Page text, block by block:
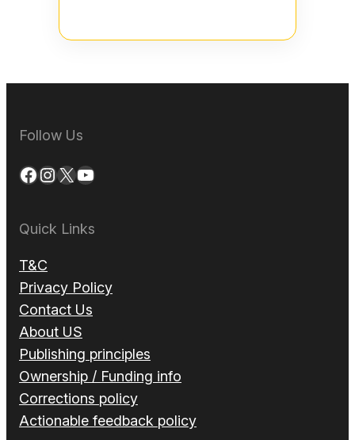
Follow Us
Facebook InstagramX YouTube
Quick Links
T&C
Privacy Policy
Contact Us
About US
Publishing principles
Ownership / Funding info
Corrections policy
Actionable feedback policy